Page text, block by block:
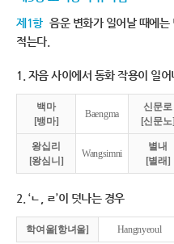
제1항 음운 변화가 일어날 때에는
적는다.
1. 자음 사이에서 동화 작용이 일어
백마
[뱅마]
Baengma
신문로
[신문노]
왕십리
[왕심니]
Wangsimni
별내
[별래]
2. ‘ㄴ, ㄹ’이 덧나는 경우
학여울[항녀울] Hangnyeoul